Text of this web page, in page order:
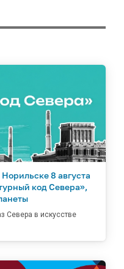
8 августа
код Севера»,
Севера в искусстве